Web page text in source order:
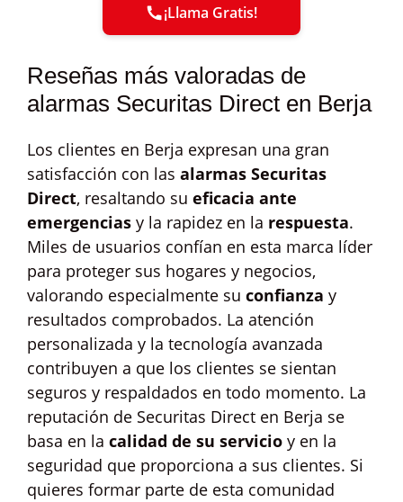
¡Llama Gratis!
Reseñas más valoradas de
alarmas Securitas Direct en Berja
Los clientes en Berja expresan una gran
satisfacción con las alarmas Securitas
Direct, resaltando su eficacia ante
emergencias y la rapidez en la respuesta.
Miles de usuarios confían en esta marca líder
para proteger sus hogares y negocios,
valorando especialmente su confianza y
resultados comprobados. La atención
personalizada y la tecnología avanzada
contribuyen a que los clientes se sientan
seguros y respaldados en todo momento. La
reputación de Securitas Direct en Berja se
basa en la calidad de su servicio y en la
seguridad que proporciona a sus clientes. Si
quieres formar parte de esta comunidad